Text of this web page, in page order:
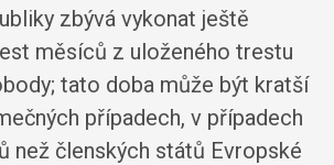
zbývá vykonat ještě
měsíců z uloženého trestu
tato doba může být kratší
případech, v případech
než členských států Evropské